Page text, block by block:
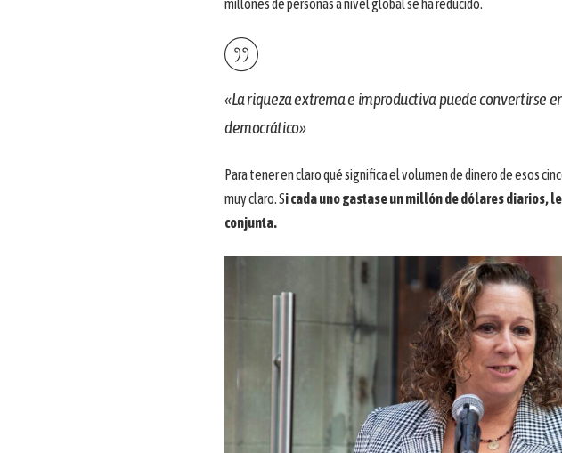
millones de personas a nivel global se ha reducido.
«La riqueza extrema e improductiva puede convertirse
democrático»
Para tener en claro qué significa el volumen de dinero de esos
muy claro. Si cada uno gastase un millón de dólares diarios,
conjunta.